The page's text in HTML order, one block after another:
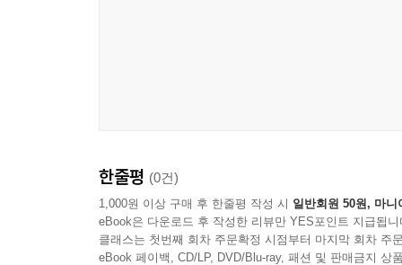
한줄평 (0건)
1,000원 이상 구매 후 한줄평 작성 시 일반회원 50원, 마니
eBook은 다운로드 후 작성한 리뷰만 YES포인트 지급됩니
클래스는 첫번째 회차 주문확정 시점부터 마지막 회차 주
eBook 페이백, CD/LP, DVD/Blu-ray, 패션 및 판매금지 상